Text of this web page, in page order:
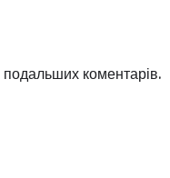
коментарів.